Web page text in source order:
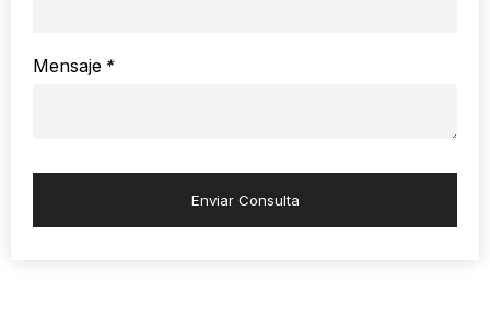
*
Mensaje
Enviar Consulta